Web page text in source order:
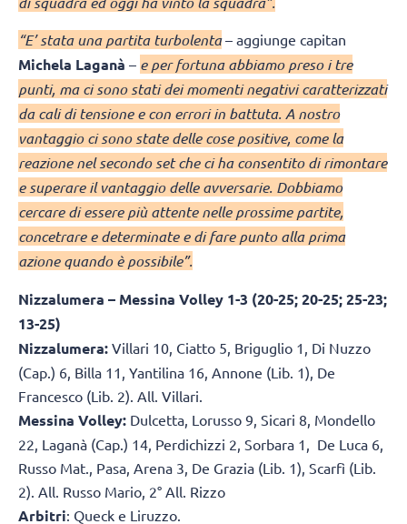
“E’ stata una partita turbolenta– aggiunge capitan
Michela Laganà – e per fortuna abbiamo preso i tre
punti, ma ci sono stati dei momenti negativi caratterizzati
da cali di tensione e con errori in battuta. A nostro
vantaggio ci sono state delle cose positive, come la
reazione nel secondo set che ci ha consentito di rimontare
e superare il vantaggio delle avversarie. Dobbiamo
cercare di essere più attente nelle prossime partite,
concetrare e determinate e di fare punto alla prima
azione quando è possibile”.
Nizzalumera – Messina Volley 1-3 (20-25; 20-25; 25-23;
13-25)
Nizzalumera: Villari 10, Ciatto 5, Briguglio 1, Di Nuzzo
(Cap.) 6, Billa 11, Yantilina 16, Annone (Lib. 1), De
Francesco (Lib. 2). All. Villari.
Messina Volley: Dulcetta, Lorusso 9, Sicari 8, Mondello
22, Laganà (Cap.) 14, Perdichizzi 2, Sorbara 1, De Luca 6,
Russo Mat., Pasa, Arena 3, De Grazia (Lib. 1), Scarfì (Lib.
2). All. Russo Mario, 2° All. Rizzo
Arbitri: Queck e Liruzzo.